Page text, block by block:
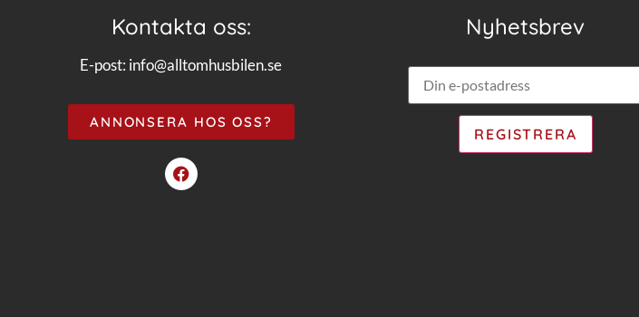
Kontakta oss:
E-post: info@alltomhusbilen.se
ANNONSERA HOS OSS?
Nyhetsbrev